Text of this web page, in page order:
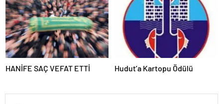
HANİFE SAÇ VEFAT ETTİ Hudut’a Kartopu Ödülü